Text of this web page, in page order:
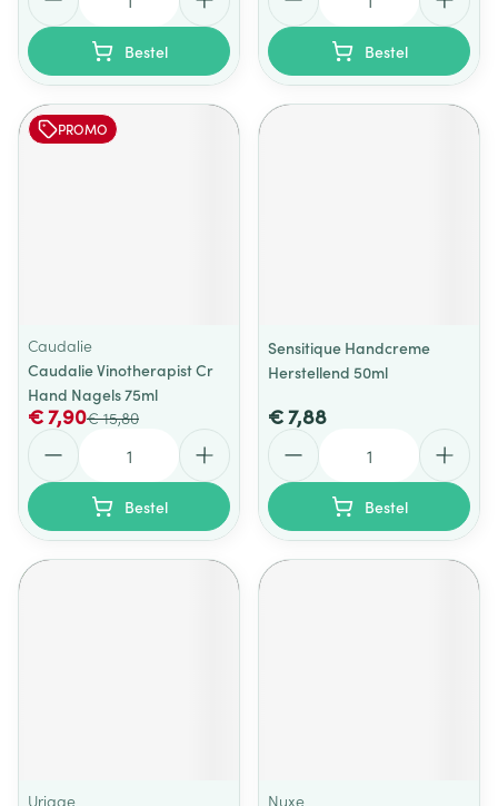
Bestel Bestel
PROMO
Caudalie
Caudalie Vinotherapist Cr
Hand Nagels 75ml
€ 15,80
€ 7,90
Bestel
Sensitique Handcreme
Herstellend 50ml
€ 7,88
Bestel
Uriage Nuxe